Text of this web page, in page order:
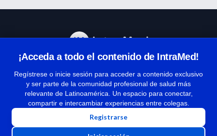
¡Acceda a todo el contenido de IntraMed!
Regístrese o inicie sesión para acceder a contenido exclusivo
y ser parte de la comunidad profesional de salud más
relevante de Latinoamérica. Un espacio para conectar,
compartir e intercambiar experiencias entre colegas.
Registrarse
Términos y condiciones
| Políticas de privacidad
| Todos los derechos reservados | Copyright 1997-2026